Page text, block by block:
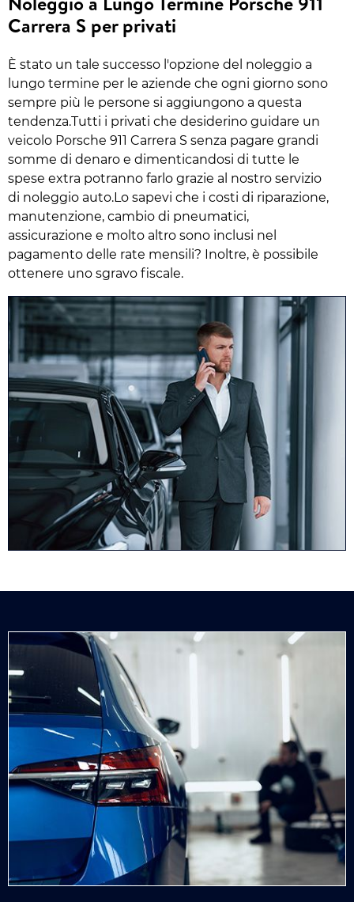
Carrera S per privati
È stato un tale successo l'opzione del noleggio a
lungo termine per le aziende che ogni giorno sono
sempre più le persone si aggiungono a questa
tendenza.Tutti i privati che desiderino guidare un
veicolo Porsche 911 Carrera S senza pagare grandi
somme di denaro e dimenticandosi di tutte le
spese extra potranno farlo grazie al nostro servizio
di noleggio auto.Lo sapevi che i costi di riparazione,
manutenzione, cambio di pneumatici,
assicurazione e molto altro sono inclusi nel
pagamento delle rate mensili? Inoltre, è possibile
ottenere uno sgravo fiscale.